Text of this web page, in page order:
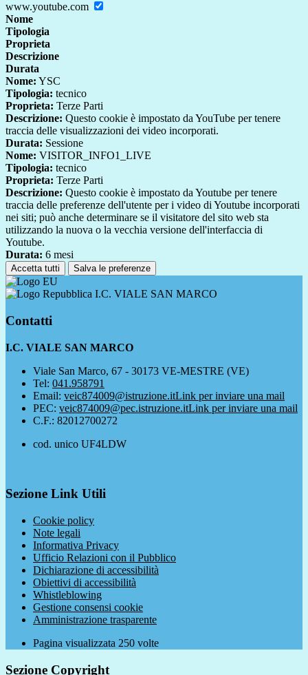
www.youtube.com
Nome
Tipologia
Proprieta
Descrizione
Durata
Nome: YSC
Tipologia: tecnico
Proprieta: Terze Parti
Descrizione: Questo cookie è impostato da YouTube per tenere
traccia delle visualizzazioni dei video incorporati.
Durata: Sessione
Nome: VISITOR_INFO1_LIVE
Tipologia: tecnico
Proprieta: Terze Parti
Descrizione: Questo cookie è impostato da Youtube per tenere
traccia delle preferenze dell'utente per i video di Youtube incorporati
nei siti; può anche determinare se il visitatore del sito web sta
utilizzando la nuova o la vecchia versione dell'interfaccia di
Youtube.
Durata: 6 mesi
Accetta tutti Salva le preferenze
I.C. VIALE SAN MARCO
Contatti
I.C. VIALE SAN MARCO
Viale San Marco, 67 - 30173 VE-MESTRE (VE)
Tel: 041.958791
Email: veic874009@istruzione.itLink per inviare una mail
PEC: veic874009@pec.istruzione.itLink per inviare una mail
C.F.: 82012700272
cod. unico UF4LDW
Sezione Link Utili
Cookie policy
Note legali
Informativa Privacy
Ufficio Relazioni con il Pubblico
Dichiarazione di accessibilità
Obiettivi di accessibilità
Whistleblowing
Gestione consensi cookie
Amministrazione trasparente
Pagina visualizzata 250 volte
Sezione Copyright